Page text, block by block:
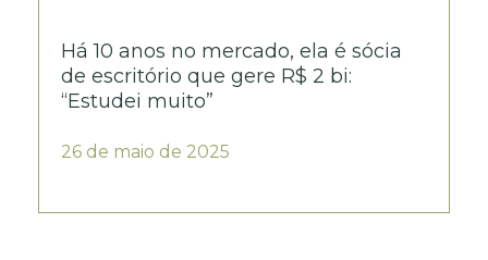
Há 10 anos no mercado, ela é sócia
de escritório que gere R$ 2 bi:
“Estudei muito”
26 de maio de 2025